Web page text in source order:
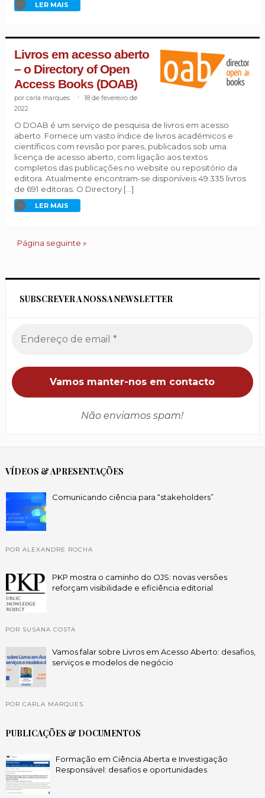
LER MAIS
Livros em acesso aberto
– o Directory of Open
Access Books (DOAB)
carla marques.
18 de fevereiro de
2022
O DOAB é um serviço de pesquisa de livros em acesso
aberto. Fornece um vasto índice de livros académicos e
científicos com revisão por pares, publicados sob uma
licença de acesso aberto, com ligação aos textos
completos das publicações no website ou repositório da
editora. Atualmente encontram-se disponíveis 49.335 livros
de 691 editoras. O Directory […]
LER MAIS
Página seguinte »
SUBSCREVER A NOSSA NEWSLETTER
Não enviamos spam!
VÍDEOS & APRESENTAÇÕES
Comunicando ciência para “stakeholders”
POR ALEXANDRE ROCHA
PKP mostra o caminho do OJS: novas versões
reforçam visibilidade e eficiência editorial
POR SUSANA COSTA
Vamos falar sobre Livros em Acesso Aberto: desafios,
serviços e modelos de negócio
POR CARLA MARQUES
PUBLICAÇÕES & DOCUMENTOS
Formação em Ciência Aberta e Investigação
Responsável: desafios e oportunidades